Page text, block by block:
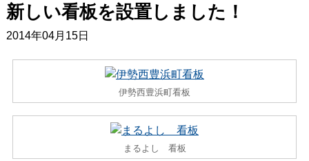
新しい看板を設置しました！
2014年04月15日
伊勢西豊浜町看板
まるよし 看板